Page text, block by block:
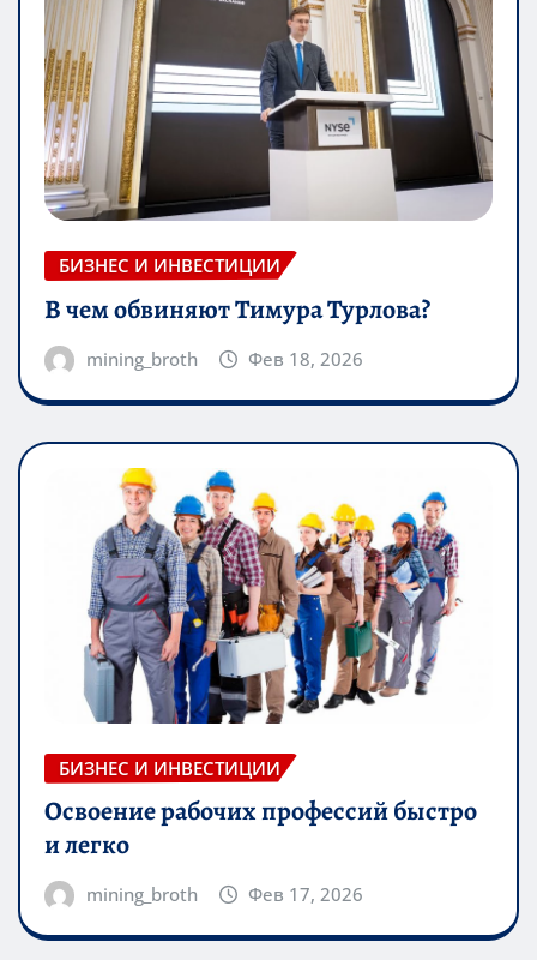
БИЗНЕС И ИНВЕСТИЦИИ
В чем обвиняют Тимура Турлова?
mining_broth Фев 18, 2026
БИЗНЕС И ИНВЕСТИЦИИ
Освоение рабочих профессий быстро
и легко
mining_broth Фев 17, 2026